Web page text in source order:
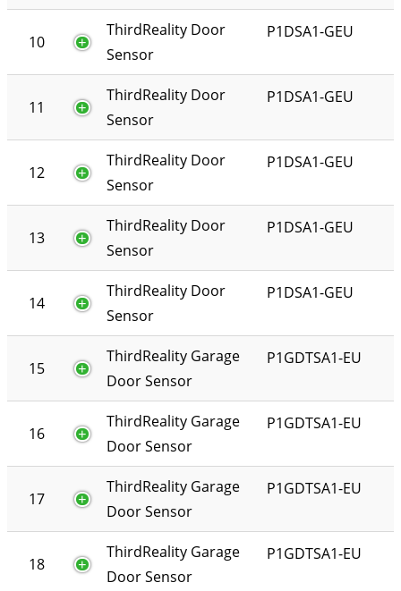
10
ThirdReality Door
Sensor
P1DSA1-GEU
11
ThirdReality Door
Sensor
P1DSA1-GEU
12
ThirdReality Door
Sensor
P1DSA1-GEU
13
ThirdReality Door
Sensor
P1DSA1-GEU
14
ThirdReality Door
Sensor
P1DSA1-GEU
15
ThirdReality Garage
Door Sensor
P1GDTSA1-EU
16
ThirdReality Garage
Door Sensor
P1GDTSA1-EU
17
ThirdReality Garage
Door Sensor
P1GDTSA1-EU
18
ThirdReality Garage
Door Sensor
P1GDTSA1-EU